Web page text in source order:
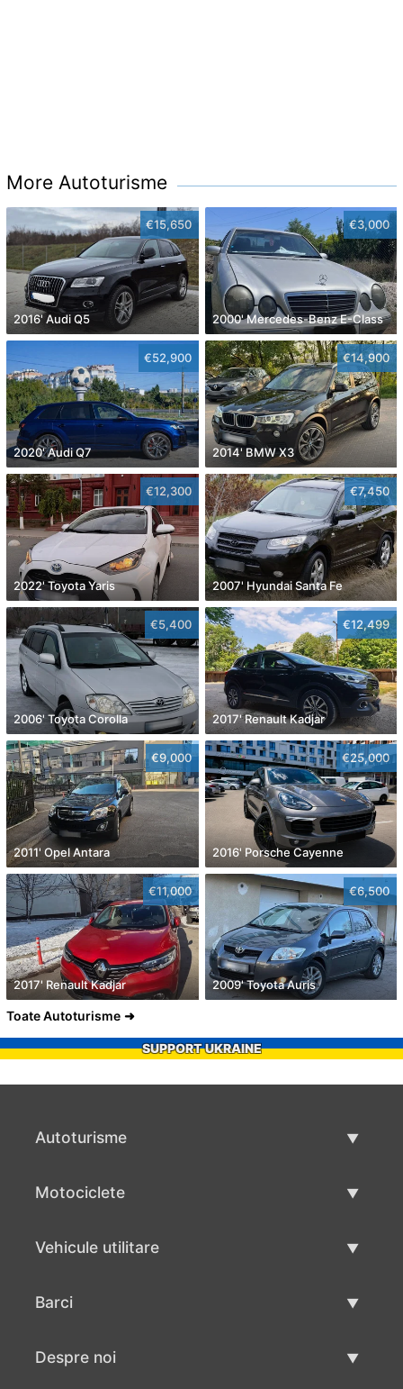
More Autoturisme
€15,650
2016' Audi Q5
€3,000
2000' Mercedes-Benz E-Class
€52,900
2020' Audi Q7
€14,900
2014' BMW X3
€12,300
2022' Toyota Yaris
€7,450
2007' Hyundai Santa Fe
€5,400
2006' Toyota Corolla
€12,499
2017' Renault Kadjar
€9,000
2011' Opel Antara
€25,000
2016' Porsche Cayenne
€11,000
2017' Renault Kadjar
€6,500
2009' Toyota Auris
Toate Autoturisme
SUPPORT UKRAINE
Autoturisme
Motociclete
Vehicule utilitare
Barci
Despre noi